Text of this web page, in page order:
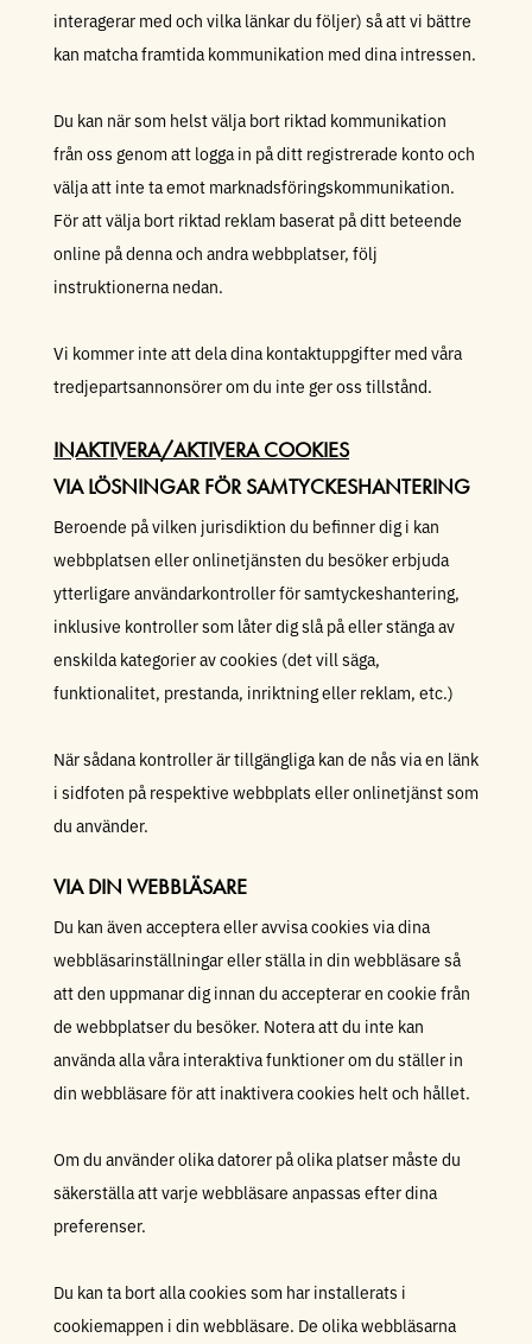
interagerar med och vilka länkar du följer) så att vi bättre
kan matcha framtida kommunikation med dina intressen.
Du kan när som helst välja bort riktad kommunikation
från oss genom att logga in på ditt registrerade konto och
välja att inte ta emot marknadsföringskommunikation.
För att välja bort riktad reklam baserat på ditt beteende
online på denna och andra webbplatser, följ
instruktionerna nedan.
Vi kommer inte att dela dina kontaktuppgifter med våra
tredjepartsannonsörer om du inte ger oss tillstånd.
INAKTIVERA/AKTIVERA COOKIES
VIA LÖSNINGAR FÖR SAMTYCKESHANTERING
Beroende på vilken jurisdiktion du befinner dig i kan
webbplatsen eller onlinetjänsten du besöker erbjuda
ytterligare användarkontroller för samtyckeshantering,
inklusive kontroller som låter dig slå på eller stänga av
enskilda kategorier av cookies (det vill säga,
funktionalitet, prestanda, inriktning eller reklam, etc.)
När sådana kontroller är tillgängliga kan de nås via en länk
i sidfoten på respektive webbplats eller onlinetjänst som
du använder.
VIA DIN WEBBLÄSARE
Du kan även acceptera eller avvisa cookies via dina
webbläsarinställningar eller ställa in din webbläsare så
att den uppmanar dig innan du accepterar en cookie från
de webbplatser du besöker. Notera att du inte kan
använda alla våra interaktiva funktioner om du ställer in
din webbläsare för att inaktivera cookies helt och hållet.
Om du använder olika datorer på olika platser måste du
säkerställa att varje webbläsare anpassas efter dina
preferenser.
Du kan ta bort alla cookies som har installerats i
cookiemappen i din webbläsare. De olika webbläsarna